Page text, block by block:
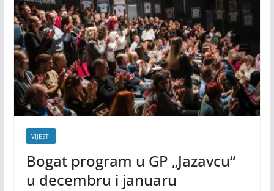
VIJESTI
Bogat program u GP „Jazavcu“
u decembru i januaru